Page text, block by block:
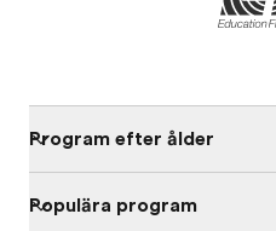
Program efter ålder
Populära program